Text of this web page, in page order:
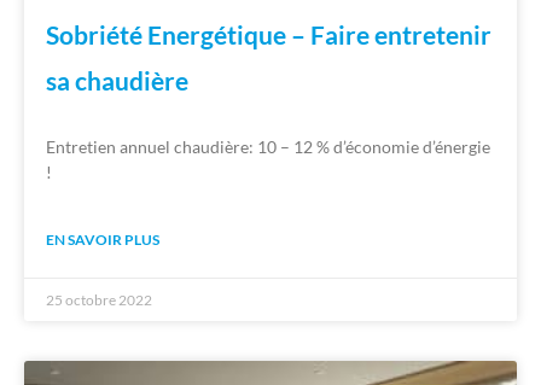
Sobriété Energétique – Faire entretenir
sa chaudière
Entretien annuel chaudière: 10 – 12 % d’économie d’énergie
!
EN SAVOIR PLUS
25 octobre 2022